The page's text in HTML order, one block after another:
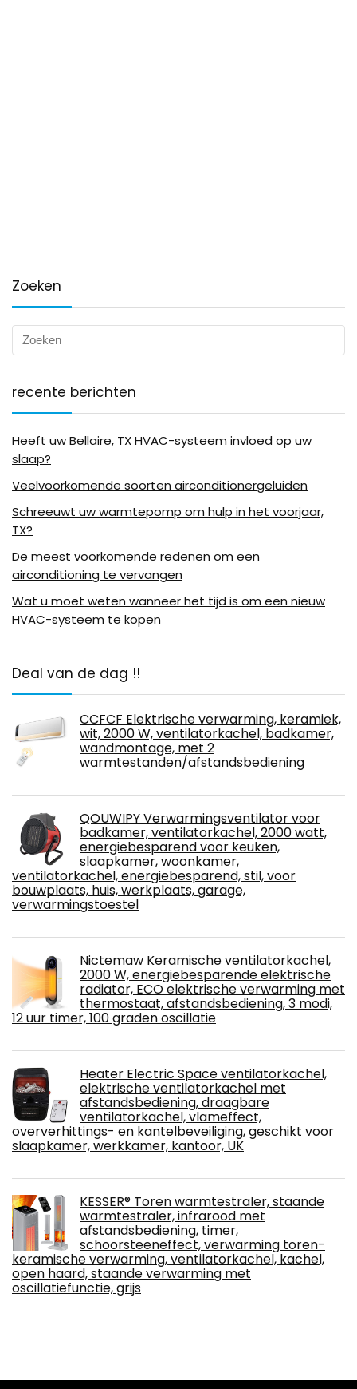
Zoeken
recente berichten
Heeft uw Bellaire, TX HVAC-systeem invloed op uw
slaap?
Veelvoorkomende soorten airconditionergeluiden
Schreeuwt uw warmtepomp om hulp in het voorjaar,
TX?
De meest voorkomende redenen om een ​​
airconditioning te vervangen
Wat u moet weten wanneer het tijd is om een ​​nieuw
HVAC-systeem te kopen
Deal van de dag !!
CCFCF Elektrische verwarming, keramiek,
wit, 2000 W, ventilatorkachel, badkamer,
wandmontage, met 2
warmtestanden/afstandsbediening
QOUWIPY Verwarmingsventilator voor
badkamer, ventilatorkachel, 2000 watt,
energiebesparend voor keuken,
slaapkamer, woonkamer,
ventilatorkachel, energiebesparend, stil, voor
bouwplaats, huis, werkplaats, garage,
verwarmingstoestel
Nictemaw Keramische ventilatorkachel,
2000 W, energiebesparende elektrische
radiator, ECO elektrische verwarming met
thermostaat, afstandsbediening, 3 modi,
12 uur timer, 100 graden oscillatie
Heater Electric Space ventilatorkachel,
elektrische ventilatorkachel met
afstandsbediening, draagbare
ventilatorkachel, vlameffect,
oververhittings- en kantelbeveiliging, geschikt voor
slaapkamer, werkkamer, kantoor, UK
KESSER® Toren warmtestraler, staande
warmtestraler, infrarood met
afstandsbediening, timer,
schoorsteeneffect, verwarming toren-
keramische verwarming, ventilatorkachel, kachel,
open haard, staande verwarming met
oscillatiefunctie, grijs